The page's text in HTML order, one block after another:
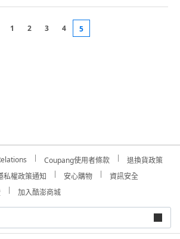
1 2 3 4 5
Coupang使用者條款
退換貨政策
私權政策通知 安心購物
資訊安全
加入酷澎商城